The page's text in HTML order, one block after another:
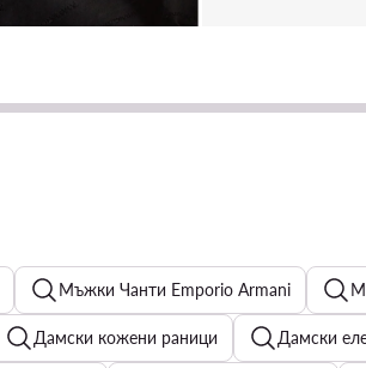
Мъжки Чанти Emporio Armani
Дамски кожени раници Дамски